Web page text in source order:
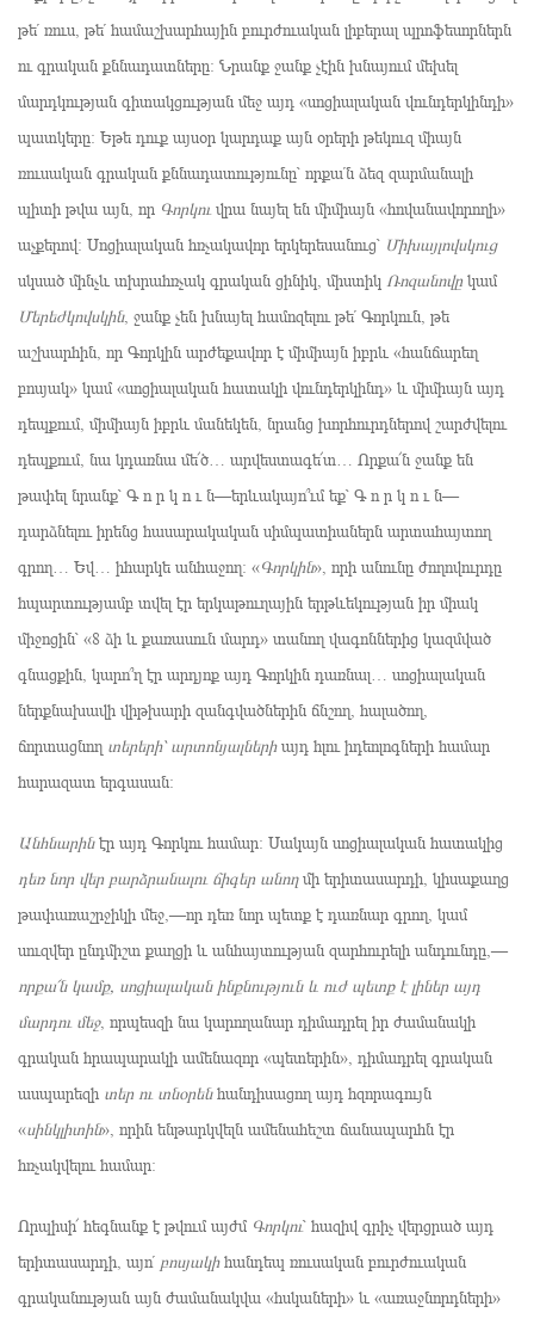
թե՛ ռուս, թե՛ համաշխարհային բուրժուական լիբերալ պրոֆեսորներն
ու գրական քննադատները: Նրանք ջանք չէին խնայում մեխել
մարդկության գիտակցության մեջ այդ «սոցիալական վունդերկինդի»
պատկերը: Եթե դուք այսօր կարդաք այն օրերի թեկուզ միայն
ռուսական գրական քննադատությունը՝ որքա՛ն ձեզ զարմանալի
պիտի թվա այն, որ Գորկուվրա նայել են միմիայն «հովանավորողի»
աչքերով: Սոցիալական հռչակավոր երկերեսանուց՝ Միխայլովսկուց
սկսած մինչև տխրահռչակ գրական ցինիկ, միստիկ Ռոզանովը կամ
Մերեժկովսկին, ջանք չեն խնայել համոզելու թե՛ Գորկուն, թե
աշխարհին, որ Գորկին արժեքավոր է միմիայն իբրև «հանճարեղ
բոսյակ» կամ «սոցիալական հատակի վունդերկինդ» և միմիայն այդ
դեպքում, միմիայն իբրև մանեկեն, նրանց խորհուրդներով շարժվելու
դեպքում, նա կդառնա մե՜ծ… արվեստագե՜տ… Որքա՜ն ջանք են
թափել նրանք՝ Գ ո ր կ ո ւ ն—երևակայո՞ւմ եք՝ Գ ո ր կ ո ւ ն—
դարձնելու իրենց հասարակական սիմպատիաներն արտահայտող
գրող… Եվ… իհարկե անհաջող: «Գորկին», որի անունը ժողովուրդը
հպարտությամբ տվել էր երկաթուղային երթևեկության իր միակ
միջոցին՝ «8 ձի և քառասուն մարդ» տանող վագոններից կազմված
գնացքին, կարո՞ղ էր արդյոք այդ Գորկին դառնալ… սոցիալական
ներքնախավի վիթխարի զանգվածներին ճնշող, հալածող,
ճորտացնող տերերի՝ արտոնյալներիայդ հլու իդեոլոգների համար
հարազատ երգասան:
Անհնարինէր այդ Գորկու համար: Սակայն սոցիալական հատակից
դեռ նոր վեր բարձրանալու ճիգեր անողմի երիտասարդի, կիսաքաղց
թափառաշրջիկի մեջ,—որ դեռ նոր պետք է դառնար գրող, կամ
սուզվեր ընդմիշտ քաղցի և անհայտության զարհուրելի անդունդը,—
որքա՜ն կամք, սոցիալական ինքնություն և ուժ պետք է լիներ այդ
մարդու մեջ, որպեսզի նա կարողանար դիմադրել իր ժամանակի
գրական հրապարակի ամենազոր «պետերին», դիմադրել գրական
ասպարեզի տեր ու տնօրենհանդիսացող այդ հզորագույն
«սինկլիտին», որին ենթարկվելն ամենահեշտ ճանապարհն էր
հռչակվելու համար:
Որպիսի՜ հեգնանք է թվում այժմ Գորկու՝ հազիվ գրիչ վերցրած այդ
երիտասարդի, այո՛ բոսյակիհանդեպ ռուսական բուրժուական
գրականության այն ժամանակվա «հսկաների» և «առաջնորդների»